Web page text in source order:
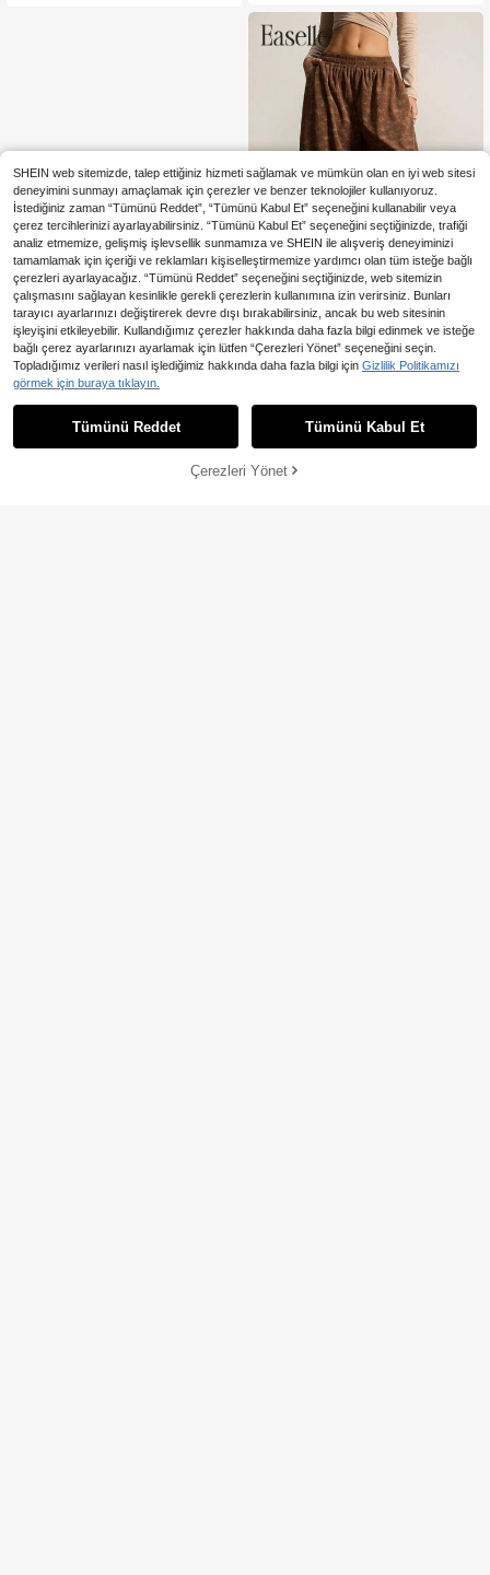
En Çok Satanlar Easelle
Easelle Kadınlar İçin Batik Desenli
Geniş Paça Kalın Kadife Günlük Pa
1.368,59TL
SEPETE EKLE
SHEIN web sitemizde, talep ettiğiniz hizmeti sağlamak ve mümkün olan en iyi web sitesi
deneyimini sunmayı amaçlamak için çerezler ve benzer teknolojiler kullanıyoruz.
İstediğiniz zaman “Tümünü Reddet”, “Tümünü Kabul Et” seçeneğini kullanabilir veya
çerez tercihlerinizi ayarlayabilirsiniz. “Tümünü Kabul Et” seçeneğini seçtiğinizde, trafiği
analiz etmemize, gelişmiş işlevsellik sunmamıza ve SHEIN ile alışveriş deneyiminizi
tamamlamak için içeriği ve reklamları kişiselleştirmemize yardımcı olan tüm isteğe bağlı
çerezleri ayarlayacağız. “Tümünü Reddet” seçeneğini seçtiğinizde, web sitemizin
çalışmasını sağlayan kesinlikle gerekli çerezlerin kullanımına izin verirsiniz. Bunları
tarayıcı ayarlarınızı değiştirerek devre dışı bırakabilirsiniz, ancak bu web sitesinin
işleyişini etkileyebilir. Kullandığımız çerezler hakkında daha fazla bilgi edinmek ve isteğe
bağlı çerez ayarlarınızı ayarlamak için lütfen “Çerezleri Yönet” seçeneğini seçin.
Topladığımız verileri nasıl işlediğimiz hakkında daha fazla bilgi için Gizlilik Politikamızı
görmek için buraya tıklayın.
Tümünü Reddet Tümünü Kabul Et
Çerezleri Yönet